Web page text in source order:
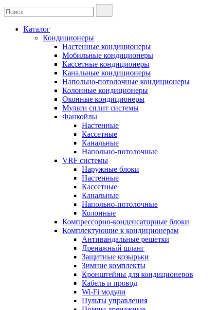
Каталог
Кондиционеры
Настенные кондиционеры
Мобильные кондиционеры
Кассетные кондиционеры
Канальные кондиционеры
Напольно-потолочные кондиционеры
Колонные кондиционеры
Оконные кондиционеры
Мульти сплит системы
Фанкойлы
Настенные
Кассетные
Канальные
Напольно-потолочные
VRF системы
Наружные блоки
Настенные
Кассетные
Канальные
Напольно-потолочные
Колонные
Компрессорно-конденсаторные блоки
Комплектующие к кондиционерам
Антивандальные решетки
Дренажный шланг
Защитные козырьки
Зимние комплекты
Кронштейны для кондиционеров
Кабель и провод
Wi-Fi модули
Пульты управления